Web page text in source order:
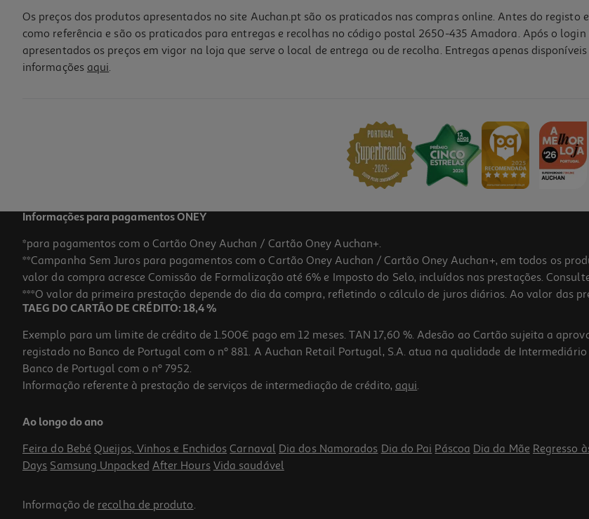
13.54 €/un
13,54 €
Os preços dos produtos apresentados no site Auchan.pt são os praticados nas compras online. Antes do
como referência e são os praticados para entregas e recolhas no código postal 2650-435 Amadora. Após o
apresentados os preços em vigor na loja que serve o local de entrega ou de recolha. Entregas apenas
informações aqui.
Informações para pagamentos ONEY
*para pagamentos com o Cartão Oney Auchan / Cartão Oney Auchan+.
**Campanha Sem Juros para pagamentos com o Cartão Oney Auchan / Cartão Oney Auchan+, em todos os
valor da compra acresce Comissão de Formalização até 6% e Imposto do Selo, incluídos nas prestações.
***O valor da primeira prestação depende do dia da compra, refletindo o cálculo de juros diários. Ao valor das
TAEG DO CARTÃO DE CRÉDITO: 18,4 %
Exemplo para um limite de crédito de 1.500€ pago em 12 meses. TAN 17,60 %. Adesão ao Cartão sujeita a
registado no Banco de Portugal com o nº 881. A Auchan Retail Portugal, S.A. atua na qualidade de
Banco de Portugal com o nº 7952.
Informação referente à prestação de serviços de intermediação de crédito, aqui.
Ao longo do ano
Feira do Bebé Queijos, Vinhos e Enchidos Carnaval Dia dos Namorados Dia do Pai Páscoa Dia da Mãe Regresso
Days Samsung Unpacked After Hours Vida saudável
Informação de recolha de produto.